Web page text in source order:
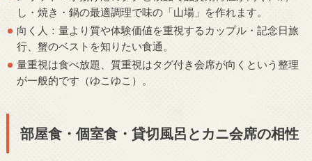
し・焼き・鍋の最適調理で味の「山場」を作れます。
向く人：量より質や体験価値を重視するカップル・記念日旅
行、蟹のベストを知りたい食通。
量重視は食べ放題、質重視はタグ付き会席が向くという整理
が一般的です（ゆこゆこ）。
部屋食・個室食・貸切風呂とカニ会席の相性